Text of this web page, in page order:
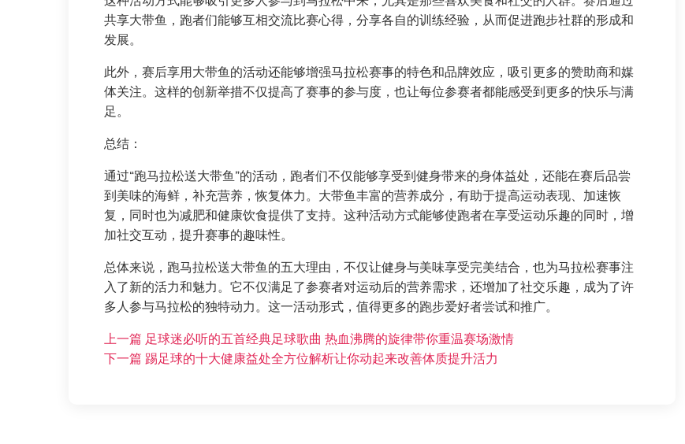
共享大带鱼，跑者们能够互相交流比赛心得，分享各自的训练经验，从而促进跑步社群的形成和
发展。
此外，赛后享用大带鱼的活动还能够增强马拉松赛事的特色和品牌效应，吸引更多的赞助商和媒
体关注。这样的创新举措不仅提高了赛事的参与度，也让每位参赛者都能感受到更多的快乐与满
足。
总结：
通过“跑马拉松送大带鱼”的活动，跑者们不仅能够享受到健身带来的身体益处，还能在赛后品尝
到美味的海鲜，补充营养，恢复体力。大带鱼丰富的营养成分，有助于提高运动表现、加速恢
复，同时也为减肥和健康饮食提供了支持。这种活动方式能够使跑者在享受运动乐趣的同时，增
加社交互动，提升赛事的趣味性。
总体来说，跑马拉松送大带鱼的五大理由，不仅让健身与美味享受完美结合，也为马拉松赛事注
入了新的活力和魅力。它不仅满足了参赛者对运动后的营养需求，还增加了社交乐趣，成为了许
多人参与马拉松的独特动力。这一活动形式，值得更多的跑步爱好者尝试和推广。
上一篇 足球迷必听的五首经典足球歌曲 热血沸腾的旋律带你重温赛场激情
下一篇 踢足球的十大健康益处全方位解析让你动起来改善体质提升活力